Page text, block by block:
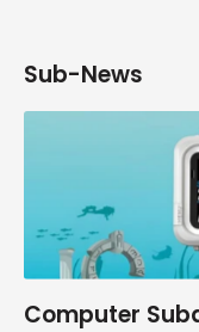
Sub-News
Computer